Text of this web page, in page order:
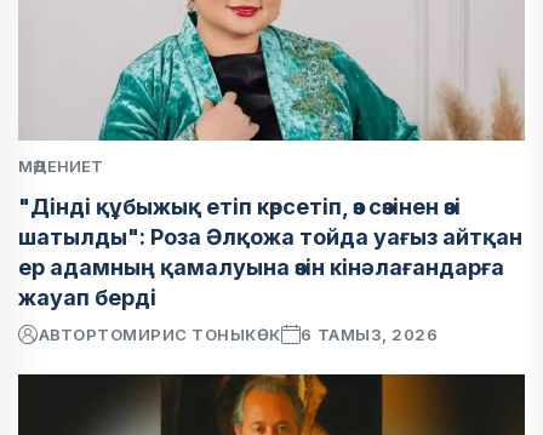
МӘДЕНИЕТ
"Дінді құбыжық етіп көрсетіп, өз сөзінен өзі
шатылды": Роза Әлқожа тойда уағыз айтқан
ер адамның қамалуына өзін кінәлағандарға
жауап берді
АВТОРТОМИРИС ТОНЫКӨК 6 ТАМЫЗ, 2026